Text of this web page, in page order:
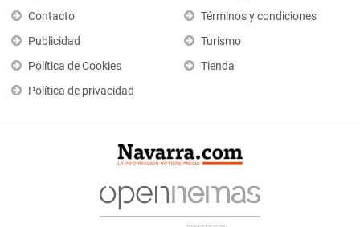
Contacto
Publicidad
Política de Cookies
Política de privacidad
Términos y condiciones
Turismo
Tienda